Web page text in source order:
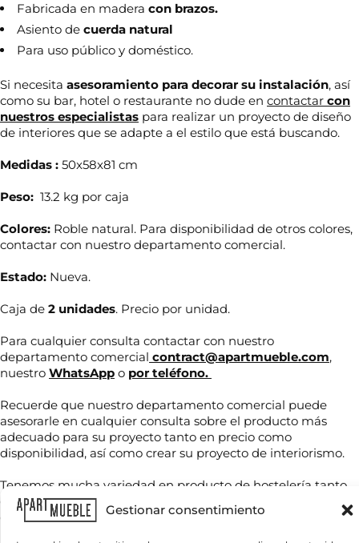
Gestionar consentimiento
Fabricada en madera con brazos.
Asiento de cuerda natural
Para uso público y doméstico.
Si necesita asesoramiento para decorar su instalación, así
como su bar, hotel o restaurante no dude en contactar con
nuestros especialistas para realizar un proyecto de diseño
de interiores que se adapte a el estilo que está buscando.
Medidas : 50x58x81 cm
Peso: 13.2 kg por caja
Colores: Roble natural. Para disponibilidad de otros colores,
contactar con nuestro departamento comercial.
Estado: Nueva.
Caja de 2 unidades. Precio por unidad.
Para cualquier consulta contactar con nuestro
departamento comercial contract@apartmueble.com,
nuestro WhatsApp o por teléfono.
Recuerde que nuestro departamento comercial puede
asesorarle en cualquier consulta sobre el producto más
adecuado para su proyecto tanto en precio como
disponibilidad, así como crear su proyecto de interiorismo.
Tenemos mucha variedad en producto de hostelería tanto
de importación como nacional, por compra unitaria o de
contenedores.
N
m
r
e
*
C
o
r
e
o
T
e
o
n
C
o